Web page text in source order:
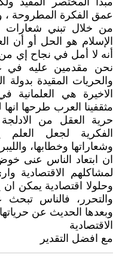
عمق الفكرة المطروحة ،
من خلال تبني
الإسلام هو الحل أو أن
أنه لا أمل في نجاح إي
نحن مقدمين عليه في
والحريات المقيدة بدولة
الاخيرة هي
مثقفينا العرب طرحها
حرية العقل من
الفكرية لجعل العلم
وشعاراتها وخطابها،
ان ابتعاد الناس عنى
لمشاكلهم الاقتصادية
وحلولا اقتصادية يمكن
والتحرر، فالناس تبحث
وبعدها الحديث عن
الاقتصادية
مع افضل التقدير